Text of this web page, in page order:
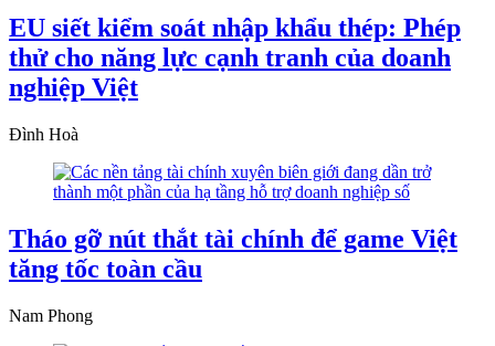
EU siết kiểm soát nhập khẩu thép: Phép
thử cho năng lực cạnh tranh của doanh
nghiệp Việt
Đình Hoà
Tháo gỡ nút thắt tài chính để game Việt
tăng tốc toàn cầu
Nam Phong